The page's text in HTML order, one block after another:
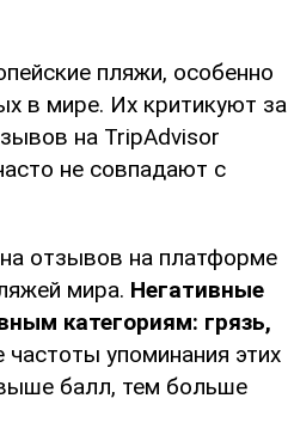
пляжи, особенно
в мире. Их критикуют за
на TripAdvisor
не совпадают с
отзывов на платформе
мира. Негативные
категориям: грязь,
частоты упоминания этих
балл, тем больше